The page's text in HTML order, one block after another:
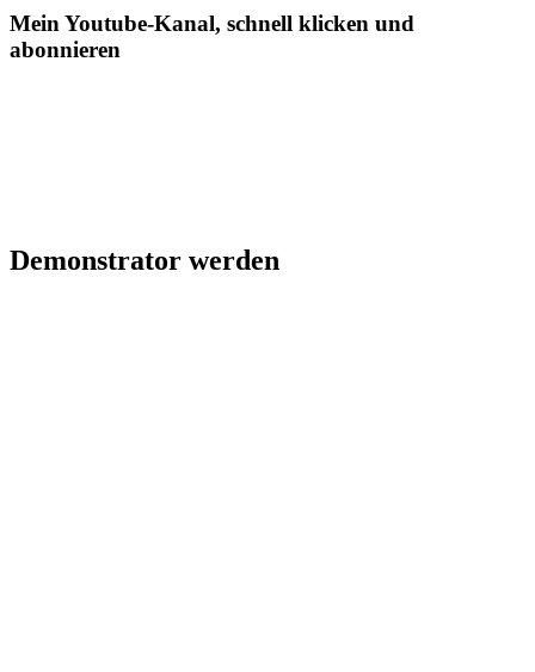
Mein Youtube-Kanal, schnell klicken und
abonnieren
Demonstrator werden